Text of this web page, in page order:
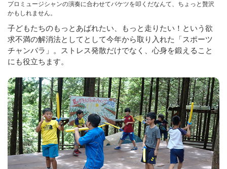
プロミュージシャンの演奏に合わせてバケツを叩くだなんて、ちょっと贅沢
かもしれません。
子どもたちのもっとあばれたい、もっと走りたい！という欲
求不満の解消法としてとして今年から取り入れた「スポーツ
チャンバラ」。ストレス発散だけでなく、心身を鍛えること
にも役立ちます。